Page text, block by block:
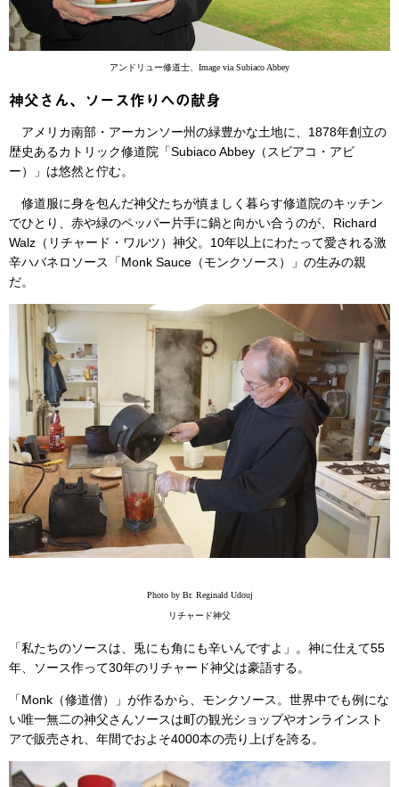
アンドリュー修道士、Image via Subiaco Abbey
神父さん、ソース作りへの献身
アメリカ南部・アーカンソー州の緑豊かな土地に、1878年創立の
歴史あるカトリック修道院「Subiaco Abbey（スビアコ・アビ
ー）」は悠然と佇む。
修道服に身を包んだ神父たちが慎ましく暮らす修道院のキッチン
でひとり、赤や緑のペッパー片手に鍋と向かい合うのが、Richard
Walz（リチャード・ワルツ）神父。10年以上にわたって愛される激
辛ハバネロソース「Monk Sauce（モンクソース）」の生みの親
だ。
Photo by Br. Reginald Udouj
リチャード神父
「私たちのソースは、兎にも角にも辛いんですよ」。神に仕えて55
年、ソース作って30年のリチャード神父は豪語する。
「Monk（修道僧）」が作るから、モンクソース。世界中でも例にな
い唯一無二の神父さんソースは町の観光ショップやオンラインスト
アで販売され、年間でおよそ4000本の売り上げを誇る。